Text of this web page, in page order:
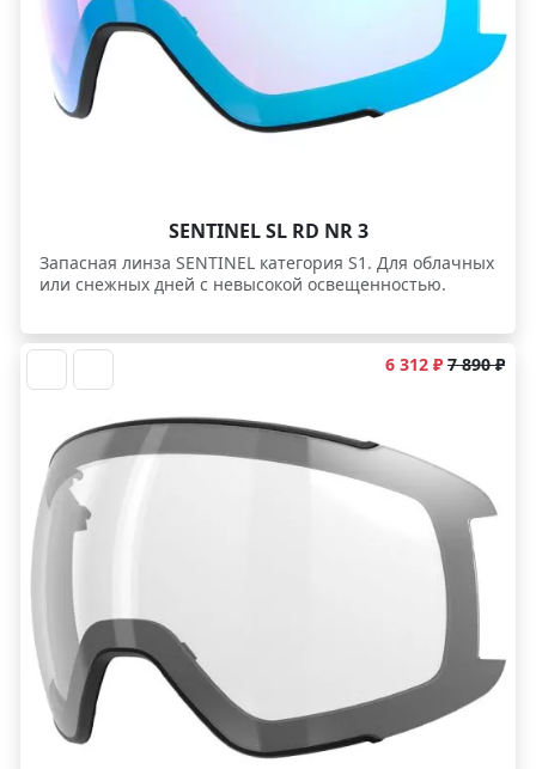
SENTINEL SL RD NR 3
Запасная линза SENTINEL категория S1. Для облачных
или снежных дней с невысокой освещенностью.
6 312 ₽ 7 890 ₽